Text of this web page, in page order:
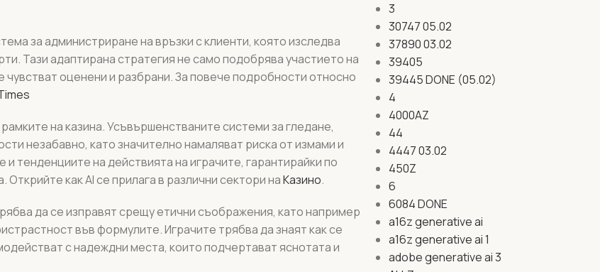
за администриране на връзки с клиенти, която изследва
Тази адаптирана стратегия не само подобрява участието на
чувстват оценени и разбрани. За повече подробности относно
на казина. Усъвършенстваните системи за гледане,
незабавно, като значително намаляват риска от измами и
тенденциите на действията на играчите, гарантирайки по
как AI се прилага в различни сектори наКазино.
да се изправят срещу етични съображения, като например
във формулите. Играчите трябва да знаят как се
с надеждни места, които подчертават яснотата и
3
30747 05.02
37890 03.02
39405
39445 DONE (05.02)
4
4000AZ
44
4447 03.02
450Z
6
6084 DONE
a16z generative ai
a16z generative ai 1
adobe generative ai 3